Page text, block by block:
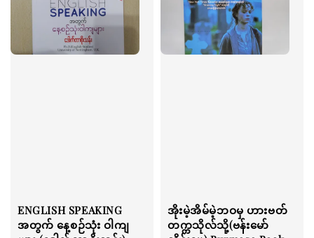
ENGLISH SPEAKING
အတွက် နေ့စဉ်သုံး ဝါကျ
အိုးမဲ့အိမ်မဲ့ဘဝမှ ဟားဗတ်
တက္ကသိုလ်သို့(ဗန်းမော်